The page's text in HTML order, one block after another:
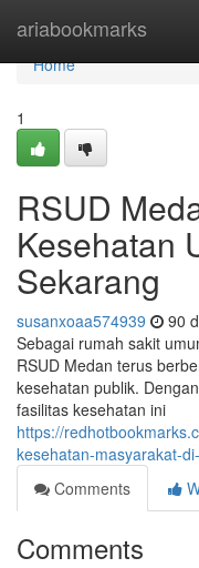
ariabookmarks
Home
Home
1
RSUD
Kesehatan
Sekarang
susanxoaa574939 90
Sebagai rumah sakit
RSUD Medan terus
kesehatan publik.
fasilitas kesehatan ini
https://
kesehatan-masyarakat-
Comments
Comments